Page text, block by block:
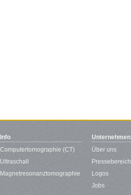
Info
Computertomographie (CT)
Ultraschall
Magnetresonanztomographie
Unternehmen
Über uns
Pressebereich
Logos
Jobs